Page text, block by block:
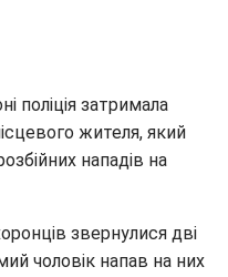
поліція затримала
жителя, який
нападів на
звернулися дві
чоловік напав на них